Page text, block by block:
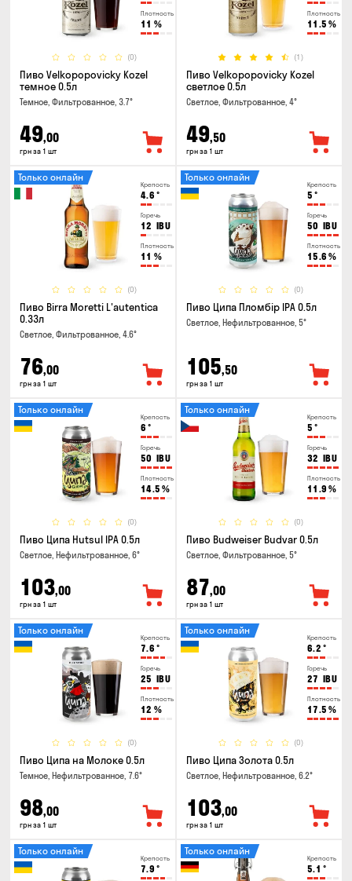
Плотность
11 %
(0)
Пиво Velkopopovicky Kozel
темное 0.5л
Темное, Фильтрованное, 3.7°
49,00
грн за 1 шт
Плотность
11.5 %
(1)
Пиво Velkopopovicky Kozel
светлое 0.5л
Светлое, Фильтрованное, 4°
49,50
грн за 1 шт
Крепость
4.6 °
Горечь
12 IBU
Плотность
11 %
(0)
Только онлайн
Пиво Birra Moretti L'autentica
0.33л
Светлое, Фильтрованное, 4.6°
76,00
грн за 1 шт
Крепость
5 °
Горечь
50 IBU
Плотность
15.6 %
(0)
Только онлайн
Пиво Ципа Пломбір IPA 0.5л
Светлое, Нефильтрованное, 5°
105,50
грн за 1 шт
Крепость
6 °
Горечь
50 IBU
Плотность
14.5 %
(0)
Только онлайн
Пиво Ципа Hutsul IPA 0.5л
Светлое, Нефильтрованное, 6°
103,00
грн за 1 шт
Крепость
5 °
Горечь
32 IBU
Плотность
11.9 %
(0)
Только онлайн
Пиво Budweiser Budvar 0.5л
Светлое, Фильтрованное, 5°
87,00
грн за 1 шт
Крепость
7.6 °
Горечь
25 IBU
Плотность
12 %
(0)
Только онлайн
Пиво Ципа на Молоке 0.5л
Темное, Нефильтрованное, 7.6°
98,00
грн за 1 шт
Крепость
6.2 °
Горечь
27 IBU
Плотность
17.5 %
(0)
Только онлайн
Пиво Ципа Золота 0.5л
Светлое, Нефильтрованное, 6.2°
103,00
грн за 1 шт
Крепость
7.9 °
Только онлайн
Крепость
5.1 °
Только онлайн